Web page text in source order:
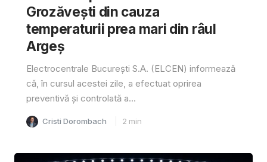
Grozăvești din cauza
temperaturii prea mari din râul
Argeș
Electrocentrale București S.A. (ELCEN) informează
că, în cursul acestei zile, a efectuat oprirea
preventivă și controlată a...
Cristi Dorombach 2 min